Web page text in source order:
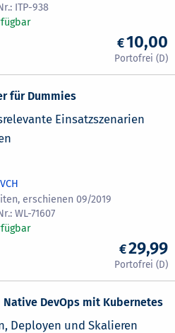
ITP-938
10,00
für Dummies
Einsatzszenarien
erschienen 09/2019
WL-71607
29,99
Native DevOps mit Kubernetes
Deployen und Skalieren